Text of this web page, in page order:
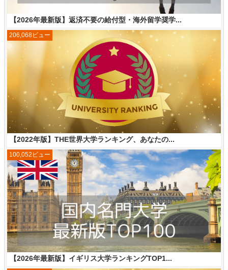
【2026年最新版】返済不要の給付型・海外留学奨学...
【2022年版】THE世界大学ランキング、あなたの...
206,068ビュー
【2026年最新版】イギリス大学ランキングTOP1...
100,052ビュー